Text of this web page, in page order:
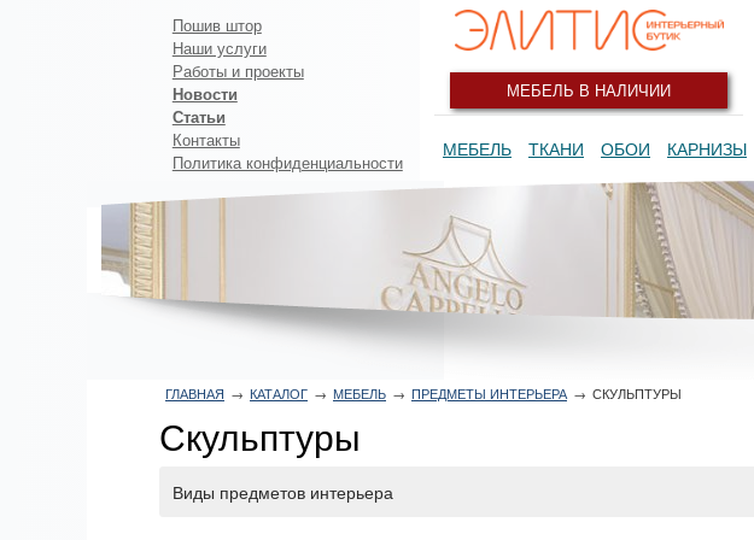
МЕБЕЛЬ В НАЛИЧИИ
МЕБЕЛЬ ТКАНИ ОБОИ КАРНИЗЫ
ГЛАВНАЯ → КАТАЛОГ → МЕБЕЛЬ → ПРЕДМЕТЫ ИНТЕРЬЕРА → СКУЛЬПТУРЫ
Скульптуры
Виды предметов интерьера
Пошив штор
Наши услуги
Работы и проекты
Новости
Статьи
Контакты
Политика конфиденциальности